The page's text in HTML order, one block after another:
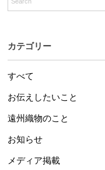
カテゴリー
すべて
お伝えしたいこと
遠州織物のこと
お知らせ
メディア掲載